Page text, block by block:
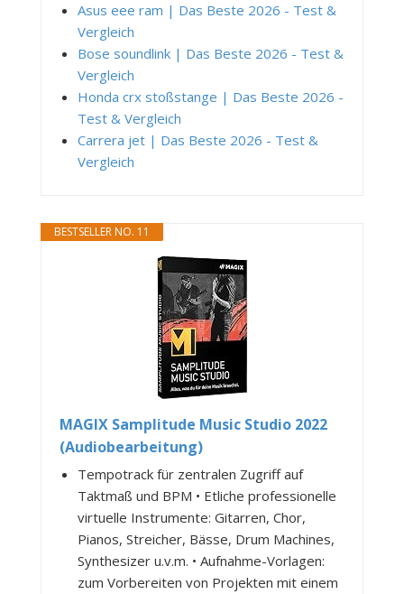
Asus eee ram | Das Beste 2026 - Test &
Vergleich
Bose soundlink | Das Beste 2026 - Test &
Vergleich
Honda crx stoßstange | Das Beste 2026 -
Test & Vergleich
Carrera jet | Das Beste 2026 - Test &
Vergleich
BESTSELLER NO. 11
MAGIX Samplitude Music Studio 2022
(Audiobearbeitung)
Tempotrack für zentralen Zugriff auf
Taktmaß und BPM • Etliche professionelle
virtuelle Instrumente: Gitarren, Chor,
Pianos, Streicher, Bässe, Drum Machines,
Synthesizer u.v.m. • Aufnahme-Vorlagen:
zum Vorbereiten von Projekten mit einem